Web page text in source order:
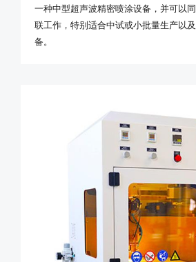
一种中型超声波精密喷涂设备，并可以
联工作，特别适合中试或小批量生产以
备。